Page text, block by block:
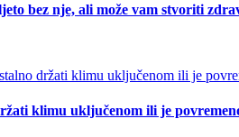
bez nje, ali može vam stvoriti
klimu uključenom ili je